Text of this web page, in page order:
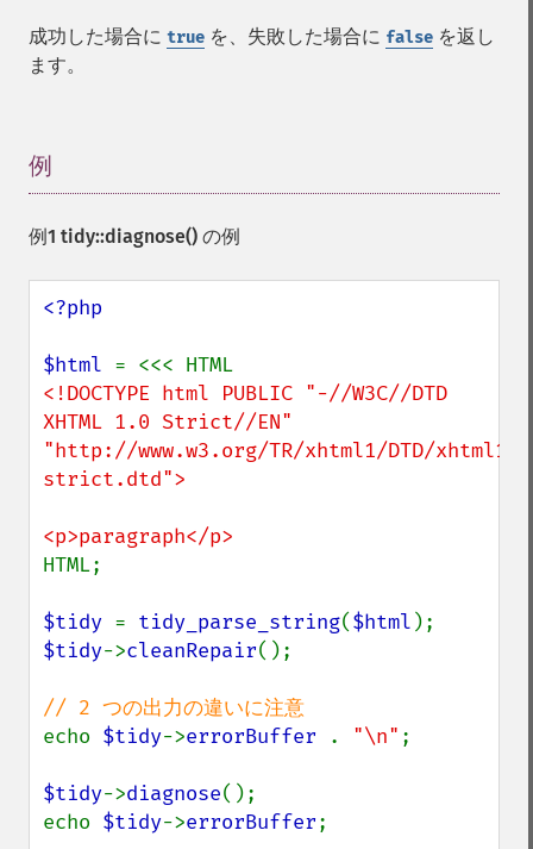
成功した場合に true を、失敗した場合に false を返し
ます。
例
例1 tidy::diagnose() の例
<?php
$html
<!DOCTYPE html PUBLIC "-//W3C//DTD
XHTML 1.0 Strict//EN"
"http://www.w3.org/TR/xhtml1/DTD/xhtml1-
strict.dtd">
HTML;
$tidy = tidy_parse_string($html
$tidy->cleanRepair();
echo $tidy->errorBuffer . "\n" ;
$tidy->diagnose();
echo $tidy->errorBuffer;